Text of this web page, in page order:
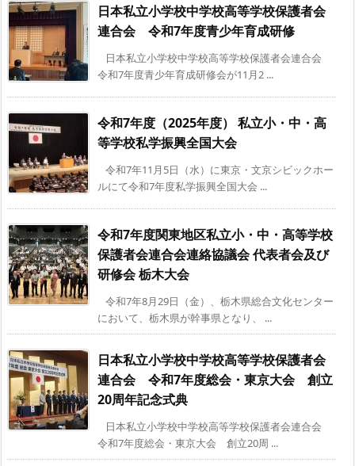
日本私立小学校中学校高等学校保護者会
連合会 令和7年度青少年育成研修
日本私立小学校中学校高等学校保護者会連合会
令和7年度青少年育成研修会が11月2 ...
令和7年度（2025年度） 私立小・中・高
等学校私学振興全国大会
令和7年11月5日（水）に東京・文京シビックホー
ルにて令和7年度私学振興全国大会 ...
令和7年度関東地区私立小・中・高等学校
保護者会連合会連絡協議会 代表者会及び
研修会 栃木大会
令和7年8月29日（金）、栃木県総合文化センター
において、栃木県が幹事県となり、 ...
日本私立小学校中学校高等学校保護者会
連合会 令和7年度総会・東京大会 創立
20周年記念式典
日本私立小学校中学校高等学校保護者会連合会
令和7年度総会・東京大会 創立20周 ...